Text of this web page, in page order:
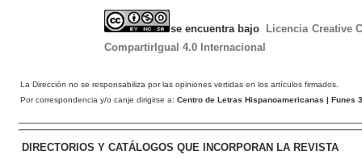
se encuentra bajo
Licencia Creative
CompartirIgual 4.0 Internacional
La Dirección no se responsabiliza por las opiniones vertidas en los artículos firmados.
Por correspondencia y/o canje dirigirse a: Centro de Letras Hispanoamericanas | Funes
DIRECTORIOS Y CATÁLOGOS QUE INCORPORAN LA REVISTA